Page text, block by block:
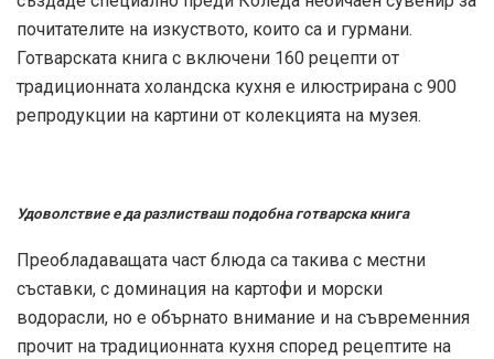
почитателите на изкуството, които са и гурмани.
Готварската книга с включени 160 рецепти от
традиционната холандска кухня е илюстрирана с 900
репродукции на картини от колекцията на музея.
Удоволствие е да разлистваш подобна готварска книга
Преобладаващата част блюда са такива с местни
съставки, с доминация на картофи и морски
водорасли, но е обърнато внимание и на съвременния
прочит на традиционната кухня според рецептите на